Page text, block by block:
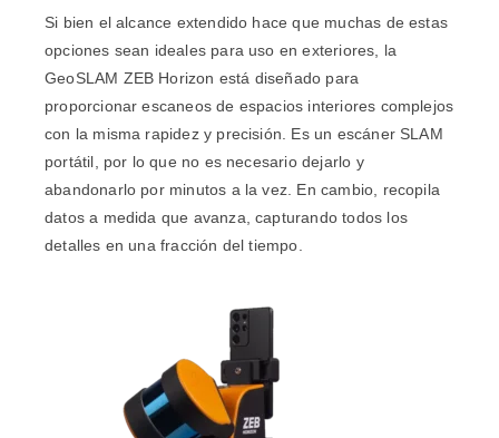
Si bien el alcance extendido hace que muchas de estas
opciones sean ideales para uso en exteriores, la
GeoSLAM ZEB Horizon está diseñado para
proporcionar escaneos de espacios interiores complejos
con la misma rapidez y precisión. Es un escáner SLAM
portátil, por lo que no es necesario dejarlo y
abandonarlo por minutos a la vez. En cambio, recopila
datos a medida que avanza, capturando todos los
detalles en una fracción del tiempo.